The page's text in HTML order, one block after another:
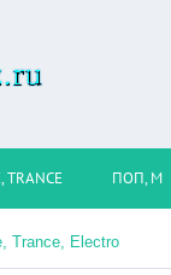
TRANCE ПОП, М
Trance, Electro